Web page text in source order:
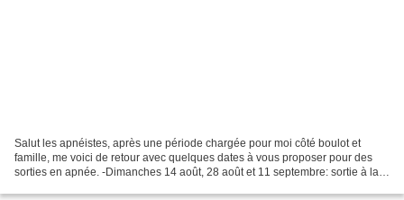
Salut les apnéistes, après une période chargée pour moi côté boulot et
famille, me voici de retour avec quelques dates à vous proposer pour des
sorties en apnée. -Dimanches 14 août, 28 août et 11 septembre: sortie à la